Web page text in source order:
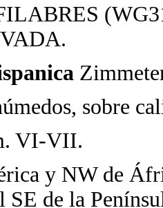
sobre
VI-VII.
y NW de
SE de la